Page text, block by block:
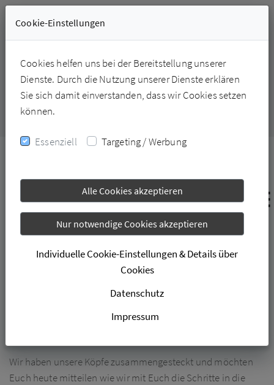
+49-6331-228226
UNSERE ZUKUNFTSPERSPEKTIVE
Wir haben unsere Köpfe zusammengesteckt und möchten
Euch heute mitteilen wie wir mit Euch die Schritte in die
Cookie-Einstellungen
Cookies helfen uns bei der Bereitstellung unserer
Dienste. Durch die Nutzung unserer Dienste erklären
Sie sich damit einverstanden, dass wir Cookies setzen
können.
Essenziell Targeting / Werbung
Alle Cookies akzeptieren
Nur notwendige Cookies akzeptieren
Individuelle Cookie-Einstellungen & Details über
Cookies
Datenschutz
Impressum